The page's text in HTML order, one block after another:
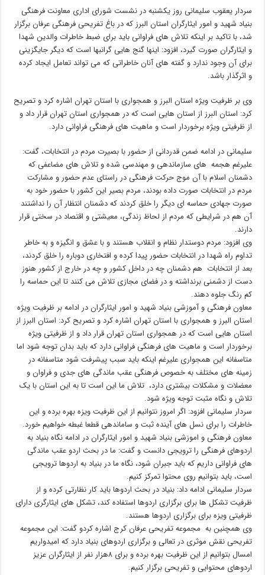
سردار یعقوب سلیمانی روز یکشنبه در نشست شورای اداری معاونت فرهنگی
بنیاد شهید و امور ایثارگران استان البرز که در باغ تفریحی فرهنگی عرفان برگزار
شد، با تاکید بر اینکه تلاش های فراوانی باید برای ضبط خاطرات والدین شهدا
و ایثارگران صورت گیرد، افزود: اینها گنج هایی گرانبها است که دیگر جایگزینی
برای آن وجود ندارد و گفته های آنان خاطراتی که می تواند تعامل ایجاد کرده
و اثرگذار باشد.
وی بر ظرفیت ویژه استان البرز و همجواری با استان تهران اشاره کرد و تصریح
کرد: استان البرز از استان هایی است که در همجواری استان تهران قرار داد و
از ظرفیتی ویژه برخوردار است و ماهیت های فرهنگی فراوانی دارد.
سلیمانی در ادامه ضمن قدردانی از حضور با بصیرت مردم در انتخابات، گفت:
علیرغم هجمه های سازماندهی و مهندسی شده و تلاش های مضاعفی که
دشمنان اسلام با آن موج حرکت فرهنگی در راستای عدم حضور و مشارکت
مردم در انتخابات صورت داده بودند، مردم بصیر این کشور با حضور خود به
صورت جهادی حماسه ای دیگر را خلق کردند که دشمنان انتظار آن را نداشتند
آن هم در شرایطی که مردم از لحاظ زندگی، معیشتی و اقتصاد در سختی قرار
دارند.
وی افزود: مردم دوستدار نظام و انقلاب هستند و با عشق و انگیزه و به خاطر
تداوم راه شهدا در انتخابات حضور پیدا کرده و افتخاری دوباره را خلق کردند،
بعد از انتخابات هم دشمنان چه در داخل کشور و چه در خارج از کشور هنوز
دست از دشمنی برنداشته و در فضای مجازی تلاش می کنند تا این حماسه را
کم رنگ جلوه دهند.
معاون فرهنگی و آموزشی بنیاد شهید و امور ایثارگران در ادامه بر ظرفیت ویژه
استان البرز و همجواری با استان تهران اشاره کرد و تصریح کرد: استان البرز از
استان هایی است که در همجواری استان تهران قرار داد و از ظرفیتی ویژه
برخوردار است و ماهیت های فرهنگی فراوانی دارد که باید بدان توجه شود اما
متاسفانه این همجواری علیرغم اینکه باید سبب پیشرفت شود متاسفانه در
زمینه های مختلف به خصوص فرهنگی عقب ماندگی های جدی و فراوان و
معضلات و مشکلات بیشتری دارد، تلاش ما این است تا به این استان با یک
تلاش و نگاه مثبت توجه ویژه شود.
سردار سلیمانی افزود: اگر امروز نتوانیم از این ظرفیت ویزه بهره برده و این
خاطرات را برای نسل های آینده ثبت و ساماندهی قطعا غبطه خواهیم خورد.
معاون فرهنگی و اموزشی بنیاد شهید و امور ایثارگران در ادامه نگاه بنیاد به
اردوهای فرهنگی را ترویجی دانست و گفت: ما در بحث اردو عقب ماندگی
های فراوانی داریم که باید جبران شود، نگاه ما در بنیاد به اردوها ترویجی
است، باید بتوانیم روی محتوا تمرکز کنیم.
سردار سلیمانی ادامه داد: بنیاد در بحث اردوها باید کار نظارتی کرده و از
ظرفیت تشکل ها برای برگزاری اردوها استفاده کند، تشکل های ایثارگری دارای
ظرفیتی ویزه برای برگزاری اردوها هستند.
وی همچنین به مجموعه تفریحی عرفان کرج اشاره کردو گفت: این مجموعه
تفریحی نقش موثری در تعالی و برگزاری اردوهای بنیاد دارد که امیدواریم
امسال بتوانیم از این ظرفیت بهره برده و برای ۸هزار نفر از ایثارگران عزیز
اردوهای محتوایی و تفریحی برگزار کنیم.